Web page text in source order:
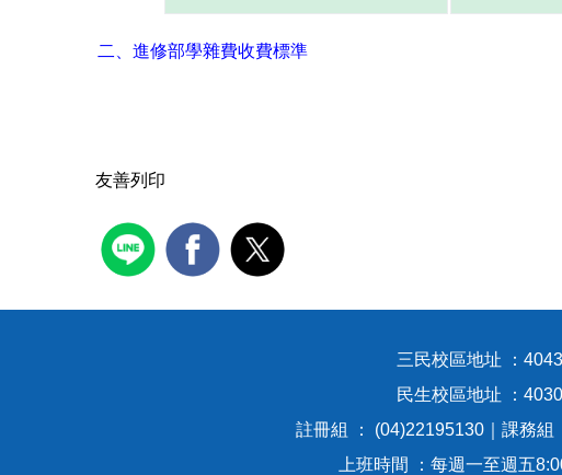
二、進修部學雜費收費標準
友善列印
三民校區地址 ：
民生校區地
註冊組 ： (04)22195130｜課務
上班時間 ：每週一至週五